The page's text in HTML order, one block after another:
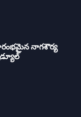
నాగశౌర్య